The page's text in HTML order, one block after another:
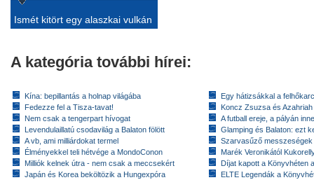
Ismét kitört egy alaszkai vulkán
A kategória további hírei:
Kína: bepillantás a holnap világába
Fedezze fel a Tisza-tavat!
Nem csak a tengerpart hívogat
Levendulaillatú csodavilág a Balaton fölött
A vb, ami milliárdokat termel
Élményekkel teli hétvége a MondoConon
Milliók kelnek útra - nem csak a meccsekért
Japán és Korea beköltözik a Hungexpóra
Egy hátizsákkal a
Koncz Zsuzsa és
A futball ereje, a pályán
Glamping és Balaton: ezt
Szarvasűző messzeségek
Marék Veronikától
Díjat kapott a Könyvhéten
ELTE Legendák a